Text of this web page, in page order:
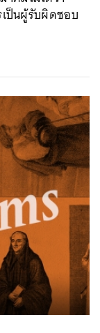
เป็นผู้รับผิดชอบ